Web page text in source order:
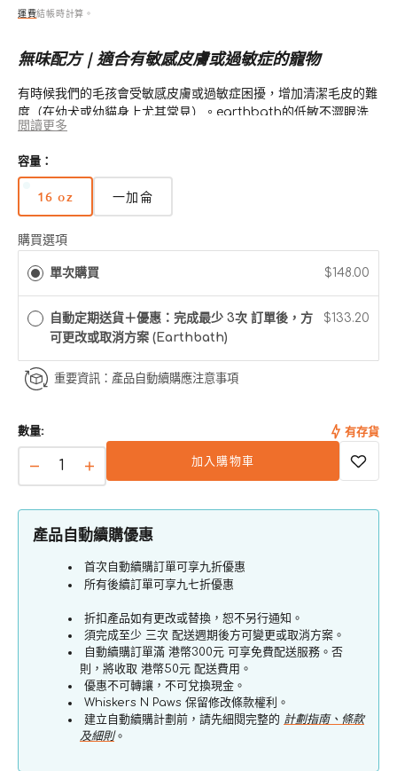
運費結帳時計算。
無味配方 | 適合有敏感皮膚或過敏症的寵物
有時候我們的毛孩會受敏感皮膚或過敏症困擾，增加清潔毛皮的難
度（在幼犬或幼貓身上尤其常見）。earthbath的低敏不澀眼洗
毛液就能解決這個難題，洗毛液的天然溫和配方，不含香氛或色
用滅蝨藥物。適合6週大或以上的寵物使用。
閲讀更多
容量：
16 oz
版
已
完
或
無
法
用
一加侖
版
或
無
法
用
購買選項
單次購買 $148.00
自動定期送貨＋優惠：完成最少 3次 訂單後，方
可更改或取消方案 (Earthbath)
$133.20
重要資訊：產品自動續購應注意事項
數量:
用
低
用
低
敏
洗
毛
液
數
量
增
加
有存貨
加入購物車
產品自動續購優惠
首次自動續購訂單可享九折優惠
所有後續訂單可享九七折優惠
折扣產品如有更改或替換，恕不另行通知。
須完成至少 三次 配送週期後方可變更或取消方案。
自動續購訂單滿 港幣300元 可享免費配送服務。否
則，將收取 港幣50元 配送費用。
優惠不可轉讓，不可兌換現金。
Whiskers N Paws 保留修改條款權利。
建立自動續購計劃前，請先細閱完整的 計劃指南、條款
及細則。